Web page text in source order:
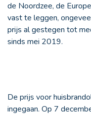
de Noordzee, de
vast te leggen,
prijs al gestegen tot
sinds mei 2019.
De prijs voor
ingegaan. Op 7